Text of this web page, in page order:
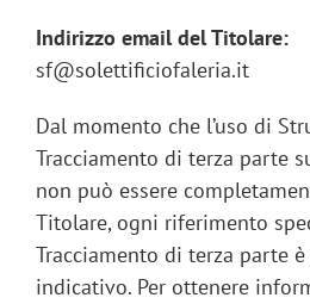
Indirizzo email del Titolare:
sf@solettificiofaleria.it
Dal momento che l’uso di
Tracciamento di terza parte
non può essere
Titolare, ogni riferimento
Tracciamento di terza parte
indicativo. Per ottenere